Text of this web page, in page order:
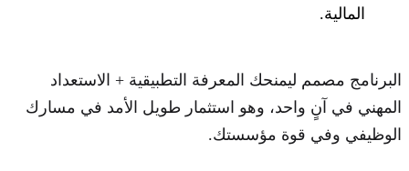
المالية.
البرنامج مصمم ليمنحك المعرفة التطبيقية + الاستعداد
المهني في آنٍ واحد، وهو استثمار طويل الأمد في مسارك
الوظيفي وفي قوة مؤسستك.